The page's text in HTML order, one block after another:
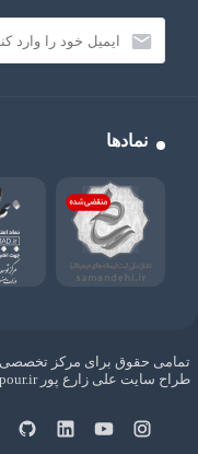
نمادها
تمامی حقوق برای مرکز
طراح سایت علی زارع پور https://alizarepour.ir می باشد .